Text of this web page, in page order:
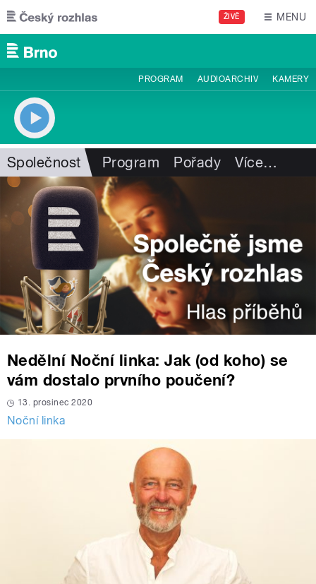
Přejít k hlavnímu obsahu
ŽIVĚ MENU
PROGRAM AUDIOARCHIV KAMERY
Společnost Program Pořady Více…
Nedělní Noční linka: Jak (od koho) se
vám dostalo prvního poučení?
13. prosinec 2020
Noční linka